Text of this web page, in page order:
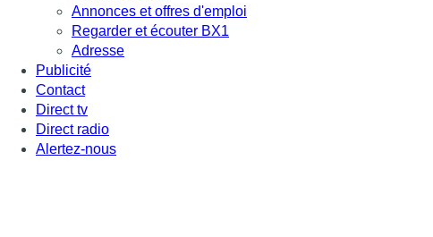
Annonces et offres d'emploi
Regarder et écouter BX1
Adresse
Publicité
Contact
Direct tv
Direct radio
Alertez-nous